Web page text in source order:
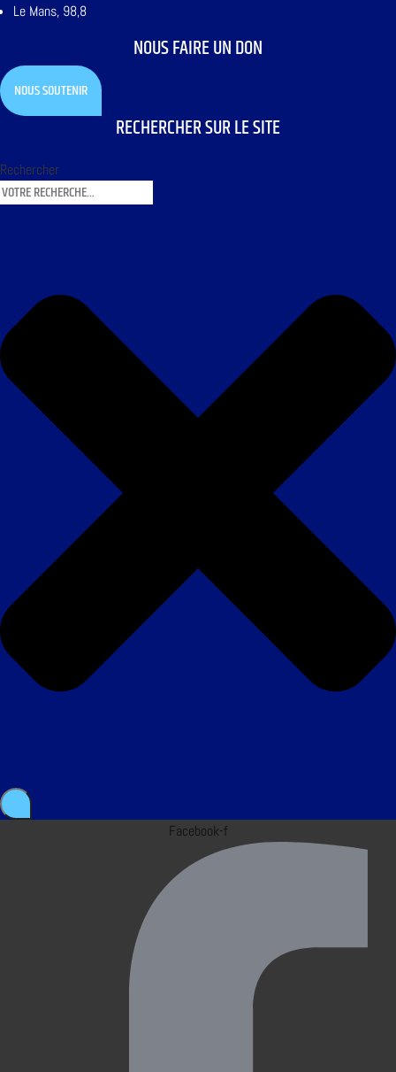
Le Mans, 98,8
NOUS FAIRE UN DON
NOUS SOUTENIR
RECHERCHER SUR LE SITE
Rechercher
Facebook-f